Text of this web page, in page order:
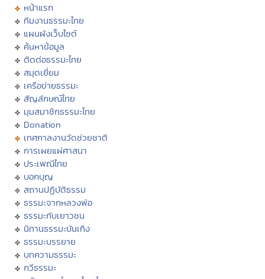
หน้าแรก
ทีมงานธรรมะไทย
แผนผังเว็บไซต์
ค้นหาข้อมูล
ติดต่อธรรมะไทย
สมุดเยี่ยม
เครือข่ายธรรมะ
สัญลักษณ์ไทย
มุมสมาชิกธรรมะไทย
Donation
เทศกาลงานวัดช่วยชาติ
การเผยแผ่ศาสนา
ประเพณีไทย
บอกบุญ
สถานปฏิบัติธรรม
ธรรมะจากหลวงพ่อ
ธรรมะกับเยาวชน
นิทานธรรมะบันเทิง
ธรรมะบรรยาย
บทความธรรมะ
กวีธรรมะ